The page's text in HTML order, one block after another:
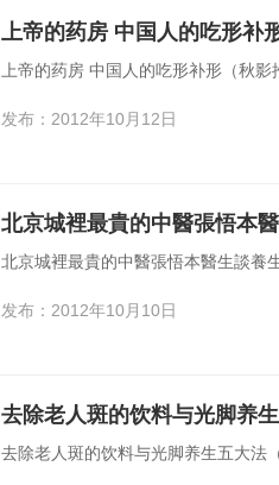
上帝的药房 中国人的吃形补
上帝的药房 中国人的吃形补形（秋影
发布：2012年10月12日
北京城裡最貴的中醫張悟本
北京城裡最貴的中醫張悟本醫生談養
发布：2012年10月10日
去除老人斑的饮料与光脚养
去除老人斑的饮料与光脚养生五大法